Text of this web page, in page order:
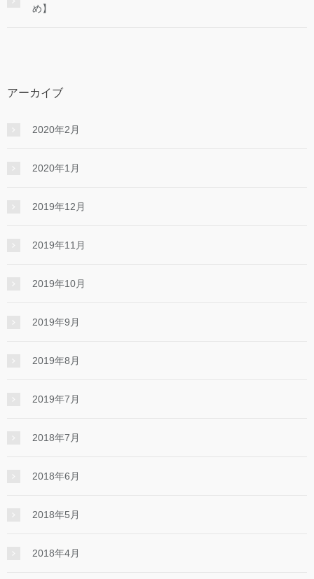
め】
アーカイブ
2020年2月
2020年1月
2019年12月
2019年11月
2019年10月
2019年9月
2019年8月
2019年7月
2018年7月
2018年6月
2018年5月
2018年4月